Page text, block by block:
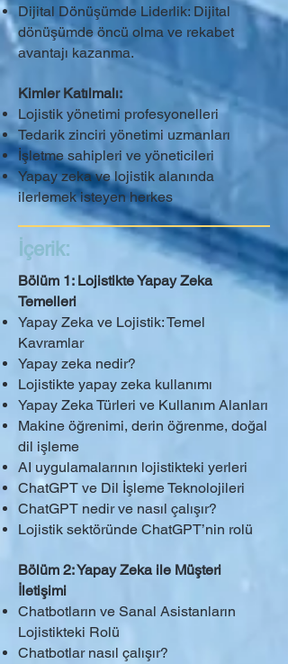
Dijital Dönüşümde Liderlik: Dijital
dönüşümde öncü olma ve rekabet
avantajı kazanma.
Kimler Katılmalı:
Lojistik yönetimi profesyonelleri
Tedarik zinciri yönetimi uzmanları
İşletme sahipleri ve yöneticileri
Yapay zeka ve lojistik alanında
ilerlemek isteyen herkes
İçerik:
Bölüm 1: Lojistikte Yapay Zeka
Temelleri
Yapay Zeka ve Lojistik: Temel
Kavramlar
Yapay zeka nedir?
Lojistikte yapay zeka kullanımı
Yapay Zeka Türleri ve Kullanım Alanları
Makine öğrenimi, derin öğrenme, doğal
dil işleme
AI uygulamalarının lojistikteki yerleri
ChatGPT ve Dil İşleme Teknolojileri
ChatGPT nedir ve nasıl çalışır?
Lojistik sektöründe ChatGPT’nin rolü
Bölüm 2: Yapay Zeka ile Müşteri
İletişimi
Chatbotların ve Sanal Asistanların
Lojistikteki Rolü
Chatbotlar nasıl çalışır?